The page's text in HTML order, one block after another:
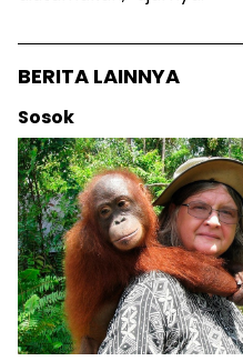
BERITA LAINNYA